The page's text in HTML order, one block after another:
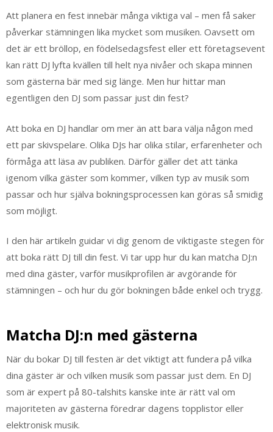
Att planera en fest innebär många viktiga val – men få saker
påverkar stämningen lika mycket som musiken. Oavsett om
det är ett bröllop, en födelsedagsfest eller ett företagsevent
kan rätt DJ lyfta kvällen till helt nya nivåer och skapa minnen
som gästerna bär med sig länge. Men hur hittar man
egentligen den DJ som passar just din fest?
Att boka en DJ handlar om mer än att bara välja någon med
ett par skivspelare. Olika DJs har olika stilar, erfarenheter och
förmåga att läsa av publiken. Därför gäller det att tänka
igenom vilka gäster som kommer, vilken typ av musik som
passar och hur själva bokningsprocessen kan göras så smidig
som möjligt.
I den här artikeln guidar vi dig genom de viktigaste stegen för
att boka rätt DJ till din fest. Vi tar upp hur du kan matcha DJ:n
med dina gäster, varför musikprofilen är avgörande för
stämningen – och hur du gör bokningen både enkel och trygg.
Matcha DJ:n med gästerna
När du bokar DJ till festen är det viktigt att fundera på vilka
dina gäster är och vilken musik som passar just dem. En DJ
som är expert på 80-talshits kanske inte är rätt val om
majoriteten av gästerna föredrar dagens topplistor eller
elektronisk musik.